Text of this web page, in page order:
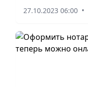
контроля города
27.10.2023 06:00 •